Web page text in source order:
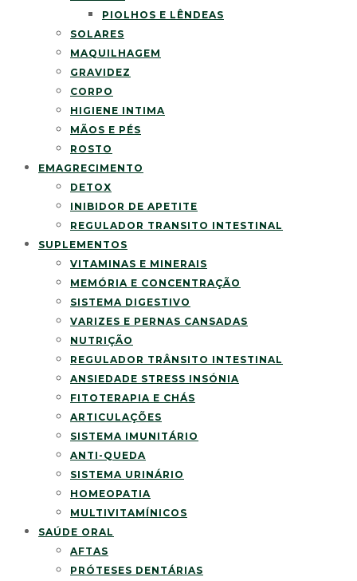
PIOLHOS E LÊNDEAS
SOLARES
MAQUILHAGEM
GRAVIDEZ
CORPO
HIGIENE INTIMA
MÃOS E PÉS
ROSTO
EMAGRECIMENTO
DETOX
INIBIDOR DE APETITE
REGULADOR TRANSITO INTESTINAL
SUPLEMENTOS
VITAMINAS E MINERAIS
MEMÓRIA E CONCENTRAÇÃO
SISTEMA DIGESTIVO
VARIZES E PERNAS CANSADAS
NUTRIÇÃO
REGULADOR TRÂNSITO INTESTINAL
ANSIEDADE STRESS INSÓNIA
FITOTERAPIA E CHÁS
ARTICULAÇÕES
SISTEMA IMUNITÁRIO
ANTI-QUEDA
SISTEMA URINÁRIO
HOMEOPATIA
MULTIVITAMÍNICOS
SAÚDE ORAL
AFTAS
PRÓTESES DENTÁRIAS